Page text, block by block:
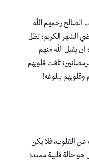
الصالح رحمهم الله
الشهر الكريم؛ تظل
أن يقبل الله منهم
تاقت قلوبهم
وقلوبهم ببلوغه!
عن القلوب، فلا يكن
هو حالة قلبية ممتدة